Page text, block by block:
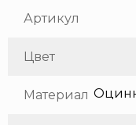
Артикул
Цвет
Материал